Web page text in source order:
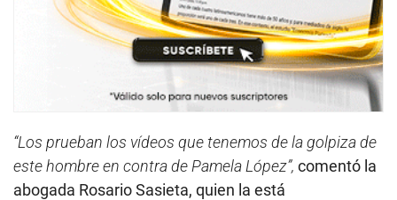
“Los prueban los vídeos que tenemos de la golpiza de
este hombre en contra de Pamela López”, comentó la
abogada Rosario Sasieta, quien la está